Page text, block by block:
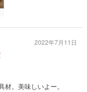
。美味しいよー。
2022年7月11日